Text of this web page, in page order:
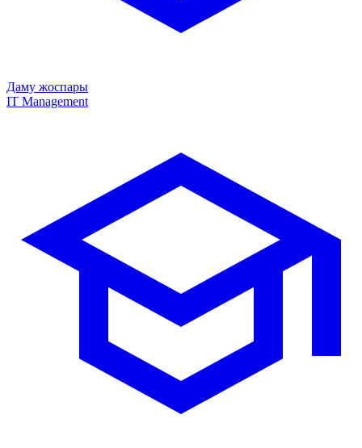
Даму жоспары
IT Management